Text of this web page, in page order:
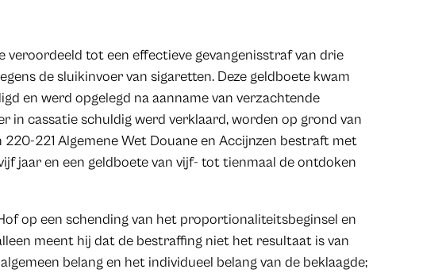
veroordeeld tot een effectieve gevangenisstraf van drie
de sluikinvoer van sigaretten. Deze geldboete kwam
en werd opgelegd na aanname van verzachtende
in cassatie schuldig werd verklaard, worden op grond van
221 Algemene Wet Douane en Accijnzen bestraft met
jaar en een geldboete van vijf- tot tienmaal de ontdoken
op een schending van het proportionaliteitsbeginsel en
meent hij dat de bestraffing niet het resultaat is van
belang en het individueel belang van de beklaagde;